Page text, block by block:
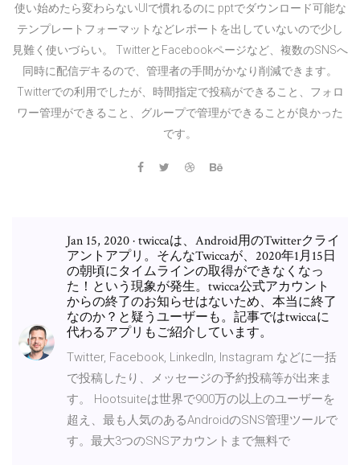
使い始めたら変わらないUIで慣れるのに pptでダウンロード可能な
テンプレートフォーマットなどレポートを出していないので少し
見難く使いづらい。 TwitterとFacebookページなど、複数のSNSへ
同時に配信デキるので、管理者の手間がかなり削減できます。
Twitterでの利用でしたが、時間指定で投稿ができること、フォロ
ワー管理ができること、グループで管理ができることが良かった
です。
Jan 15, 2020 · twiccaは、Android用のTwitterクライ
アントアプリ。そんなTwiccaが、2020年1月15日
の朝頃にタイムラインの取得ができなくなっ
た！という現象が発生。twicca公式アカウント
からの終了のお知らせはないため、本当に終了
なのか？と疑うユーザーも。記事ではtwiccaに
代わるアプリもご紹介しています。
Twitter, Facebook, LinkedIn, Instagram などに一括
で投稿したり、メッセージの予約投稿等が出来ま
す。 Hootsuiteは世界で900万の以上のユーザーを
超え、最も人気のあるAndroidのSNS管理ツールで
す。最大3つのSNSアカウントまで無料で